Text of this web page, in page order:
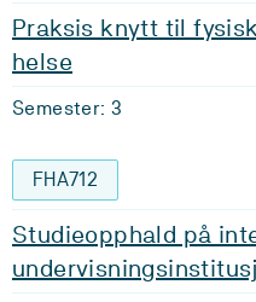
Praksis knytt til
helse
Semester: 3
FHA712
Studieopphald på